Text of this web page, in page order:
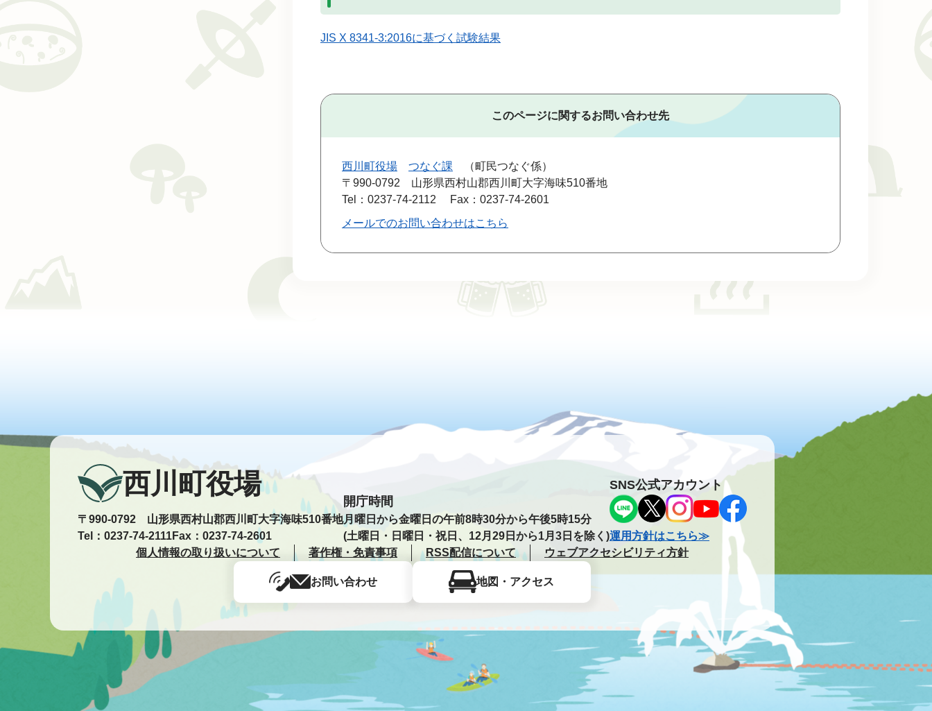
JIS X 8341-3:2016に基づく試験結果
このページに関するお問い合わせ先
西川町役場 つなぐ課
町民つなぐ係
〒990-0792
山形県西村山郡西川町大字海味510番地
Tel：0237-74-2112
Fax：0237-74-2601
メールでのお問い合わせはこちら
西川町役場
〒990-0792 山形県西村山郡西川町大字海味510番地
Tel：0237-74-2111Fax：0237-74-2601
開庁時間
月曜日から金曜日の午前8時30分から午後5時15分
(土曜日・日曜日・祝日、12月29日から1月3日を除く)
SNS公式アカウント
運用方針はこちら≫
個人情報の取り扱いについて
著作権・免責事項 RSS配信について ウェブアクセシビリティ方針
お問い合わせ 地図・アクセス